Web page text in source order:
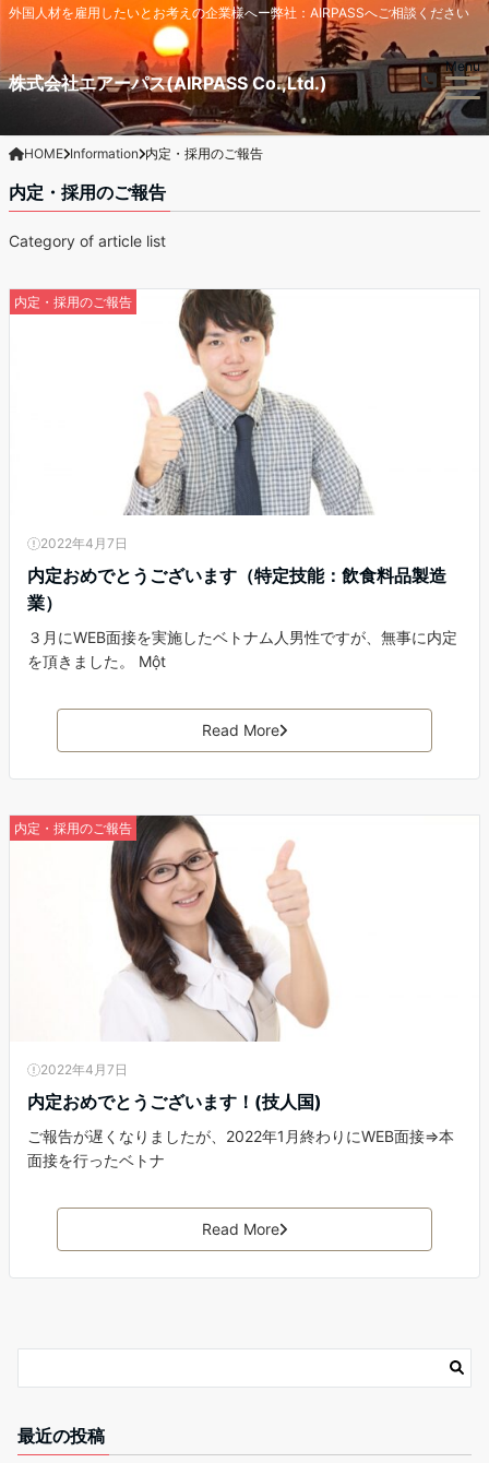
外国人材を雇用したいとお考えの企業様へー弊社：AIRPASSへご相談ください
株式会社エアーパス(AIRPASS Co.,Ltd.)
Menu
HOME Information 内定・採用のご報告
内定・採用のご報告
Category of article list
内定・採用のご報告
2022年4月7日
内定おめでとうございます（特定技能：飲食料品製造
業）
３月にWEB面接を実施したベトナム人男性ですが、無事に内定
を頂きました。 Một
Read More
内定・採用のご報告
2022年4月7日
内定おめでとうございます！(技人国)
ご報告が遅くなりましたが、2022年1月終わりにWEB面接⇒本
面接を行ったベトナ
Read More
最近の投稿